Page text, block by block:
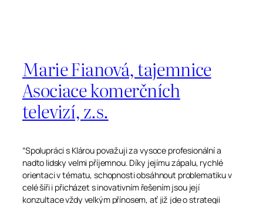
Marie Fianová, tajemnice
Asociace komerčních
televizí, z.s.
“Spolupráci s Klárou považuji za vysoce profesionální a
nadto lidsky velmi příjemnou. Díky jejímu zápalu, rychlé
orientaci v tématu, schopnosti obsáhnout problematiku v
celé šíři i přicházet s inovativním řešením jsou její
konzultace vždy velkým přínosem, ať již jde o strategii